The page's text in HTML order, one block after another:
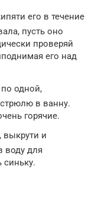
его в течение
пусть оно
проверяй
его над
одной,
в ванну.
горячие.
и
воду для